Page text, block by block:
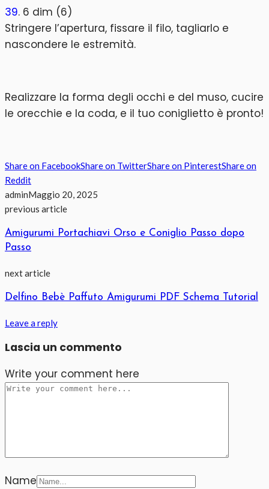
39. 6 dim (6)
Stringere l’apertura, fissare il filo, tagliarlo e
nascondere le estremità.
Realizzare la forma degli occhi e del muso, cucire
le orecchie e la coda, e il tuo coniglietto è pronto!
Share on FacebookShare on TwitterShare on PinterestShare on
Reddit
adminMaggio 20, 2025
previous article
Amigurumi Portachiavi Orso e Coniglio Passo dopo
Passo
next article
Delfino Bebè Paffuto Amigurumi PDF Schema Tutorial
Leave a reply
Lascia un commento
Write your comment here
Name